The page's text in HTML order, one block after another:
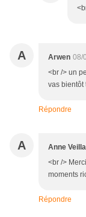
A Arwen 08/
<br /> un
vas bientôt
Répondre
A Anne
<br />
moments
Répondre